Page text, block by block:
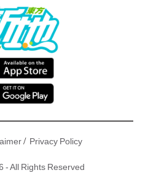
/ Privacy Policy
- All Rights Reserved